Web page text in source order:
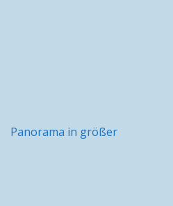
Panorama in größer